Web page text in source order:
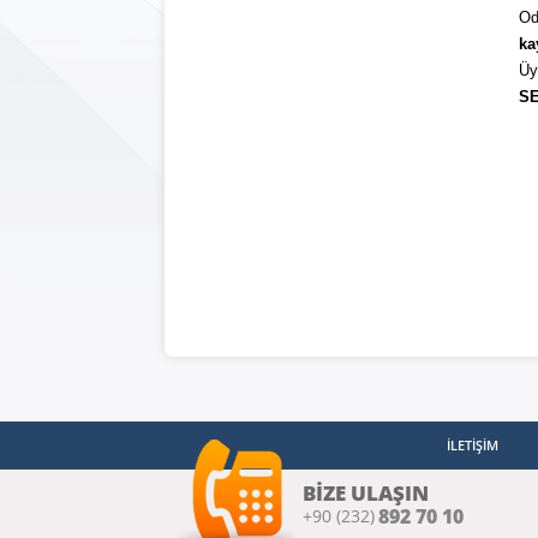
İLETİŞİM
BİZE ULAŞIN
+90 (232)892 70 10